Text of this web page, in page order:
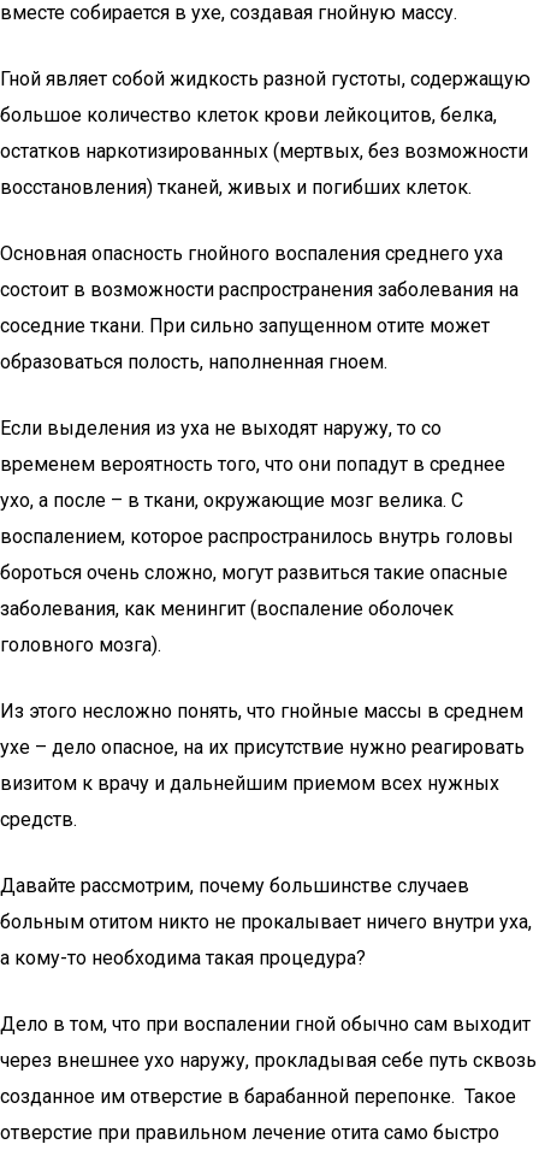
вместе собирается в ухе, создавая гнойную массу.
Гной являет собой жидкость разной густоты, содержащую
большое количество клеток крови лейкоцитов, белка,
остатков наркотизированных (мертвых, без возможности
восстановления) тканей, живых и погибших клеток.
Основная опасность гнойного воспаления среднего уха
состоит в возможности распространения заболевания на
соседние ткани. При сильно запущенном отите может
образоваться полость, наполненная гноем.
Если выделения из уха не выходят наружу, то со
временем вероятность того, что они попадут в среднее
ухо, а после – в ткани, окружающие мозг велика. С
воспалением, которое распространилось внутрь головы
бороться очень сложно, могут развиться такие опасные
заболевания, как менингит (воспаление оболочек
головного мозга).
Из этого несложно понять, что гнойные массы в среднем
ухе – дело опасное, на их присутствие нужно реагировать
визитом к врачу и дальнейшим приемом всех нужных
средств.
Давайте рассмотрим, почему большинстве случаев
больным отитом никто не прокалывает ничего внутри уха,
а кому-то необходима такая процедура?
Дело в том, что при воспалении гной обычно сам выходит
через внешнее ухо наружу, прокладывая себе путь сквозь
созданное им отверстие в барабанной перепонке. Такое
отверстие при правильном лечение отита само быстро